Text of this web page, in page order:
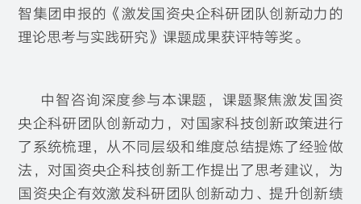
智集团申报的《激发国资央企科研团队创新动力的
理论思考与实践研究》课题成果获评特等奖。
中智咨询深度参与本课题，课题聚焦激发国资
央企科研团队创新动力，对国家科技创新政策进行
了系统梳理，从不同层级和维度总结提炼了经验做
法，对国资央企科技创新工作提出了思考建议，为
国资央企有效激发科研团队创新动力、提升创新绩